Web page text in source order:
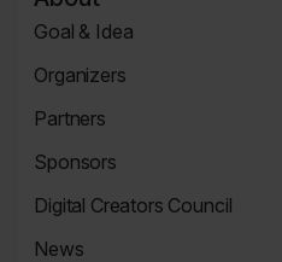
Page
Goal & Idea
Page
Organizers
Page
Partners
Page
Sponsors
Page
Digital Creators Council
Digital
News